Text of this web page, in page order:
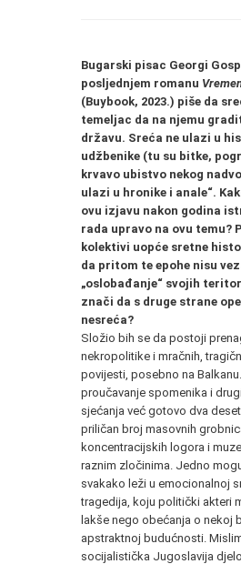
Bugarski pisac Georgi
posljednjem romanu
(Buybook, 2023.) piše da
temeljac da na njemu
državu. Sreća ne ulazi u
udžbenike (tu su bitke,
krvavo ubistvo nekog
ulazi u hronike i anale“.
ovu izjavu nakon godina
rada upravo na ovu temu?
kolektivi uopće sretne
da pritom te epohe nisu
„oslobađanje“ svojih
znači da s druge strane
nesreća?
Složio bih se da postoji
nekropolitike i mračnih,
povijesti, posebno na
proučavanje spomenika i
sjećanja već gotovo dva
priličan broj masovnih
koncentracijskih logora i
raznim zločinima. Jedno
svakako leži u emocionalnoj
tragedija, koju politički akteri
lakše nego obećanja o nekoj
apstraktnoj budućnosti.
socijalistička Jugoslavija